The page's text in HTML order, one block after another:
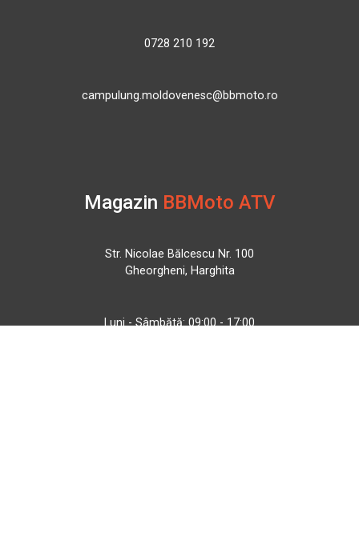
0728 210 192
campulung.moldovenesc@bbmoto.ro
Magazin BBMoto ATV
Str. Nicolae Bălcescu Nr. 100
Gheorgheni, Harghita
Luni - Sâmbătă: 09:00 - 17:00